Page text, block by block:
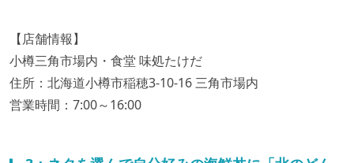
【店舗情報】
小樽三角市場内・食堂 味処たけだ
住所：北海道小樽市稲穂3-10-16 三角市場内
営業時間：7:00～16:00